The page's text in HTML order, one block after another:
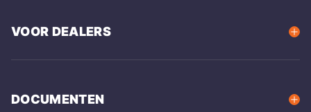
VOOR DEALERS
DOCUMENTEN